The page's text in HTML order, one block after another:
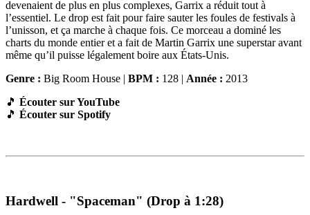
devenaient de plus en plus complexes, Garrix a réduit tout à
l’essentiel. Le drop est fait pour faire sauter les foules de festivals à
l’unisson, et ça marche à chaque fois. Ce morceau a dominé les
charts du monde entier et a fait de Martin Garrix une superstar avant
même qu’il puisse légalement boire aux États-Unis.
Genre : Big Room House | BPM : 128 | Année : 2013
🎵 Écouter sur YouTube
🎵 Écouter sur Spotify
Hardwell - "Spaceman" (Drop à 1:28)